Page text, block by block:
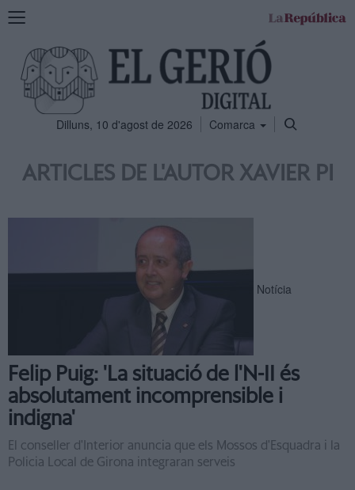
Mostra
navegació
Dilluns, 10 d'agost de 2026 Comarca
ARTICLES DE L'AUTOR XAVIER PI
Notícia
Felip Puig: 'La situació de l'N-II és
absolutament incomprensible i
indigna'
El conseller d'Interior anuncia que els Mossos d'Esquadra i la
Policia Local de Girona integraran serveis